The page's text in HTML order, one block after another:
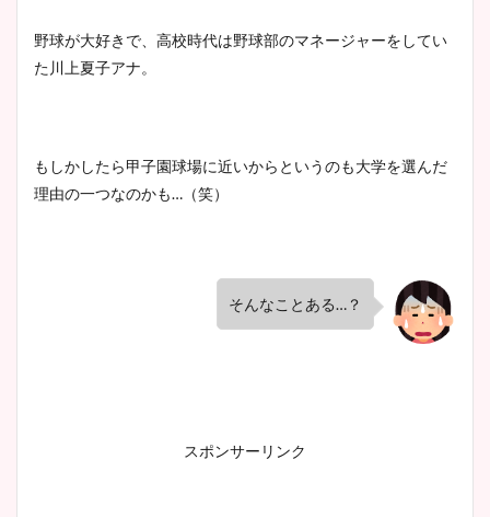
野球が大好きで、高校時代は野球部のマネージャーをしてい
た川上夏子アナ。
もしかしたら甲子園球場に近いからというのも大学を選んだ
理由の一つなのかも…（笑）
そんなことある…？
スポンサーリンク